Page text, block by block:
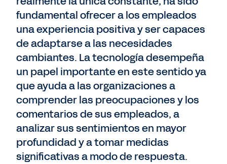
fundamental ofrecer a los empleados
una experiencia positiva y ser capaces
de adaptarse a las necesidades
cambiantes. La tecnología desempeña
un papel importante en este sentido ya
que ayuda a las organizaciones a
comprender las preocupaciones y los
comentarios de sus empleados, a
analizar sus sentimientos en mayor
profundidad y a tomar medidas
significativas a modo de respuesta.